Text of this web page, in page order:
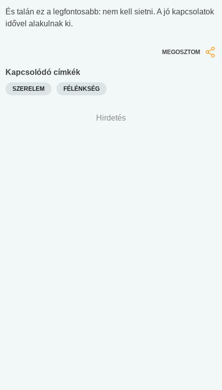
És talán ez a legfontosabb: nem kell sietni. A jó kapcsolatok
idővel alakulnak ki.
MEGOSZTOM
Kapcsolódó címkék
SZERELEM FÉLÉNKSÉG
Hirdetés